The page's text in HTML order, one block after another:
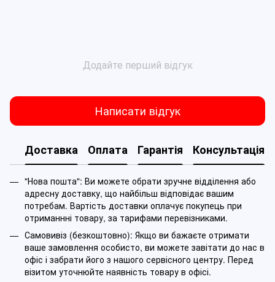
Додайте перший відгук
Написати відгук
Доставка Оплата Гарантія Консультація
"Нова пошта": Ви можете обрати зручне відділення або
адресну доставку, що найбільш відповідає вашим
потребам. Вартість доставки оплачує покупець при
отриманнні товару, за тарифами перевізниками.
Самовивіз (безкоштовно): Якщо ви бажаєте отримати
ваше замовлення особисто, ви можете завітати до нас в
офіс і забрати його з нашого сервісного центру. Перед
візитом уточнюйте наявність товару в офісі.